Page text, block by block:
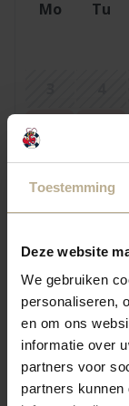
Toestemming
Deze website
We gebruiken
personaliseren,
en om ons
informatie over
partners voor
partners
Mo Tu
17
18
24
25
31
Mo Tu
1